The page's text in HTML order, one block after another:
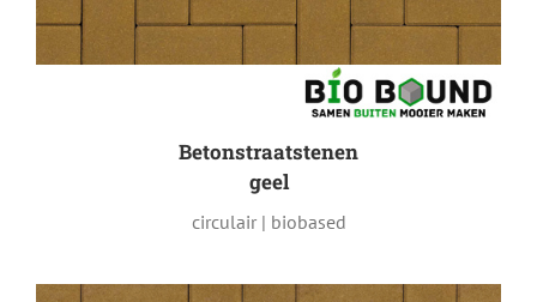
Betonstraatstenen
geel
circulair | biobased